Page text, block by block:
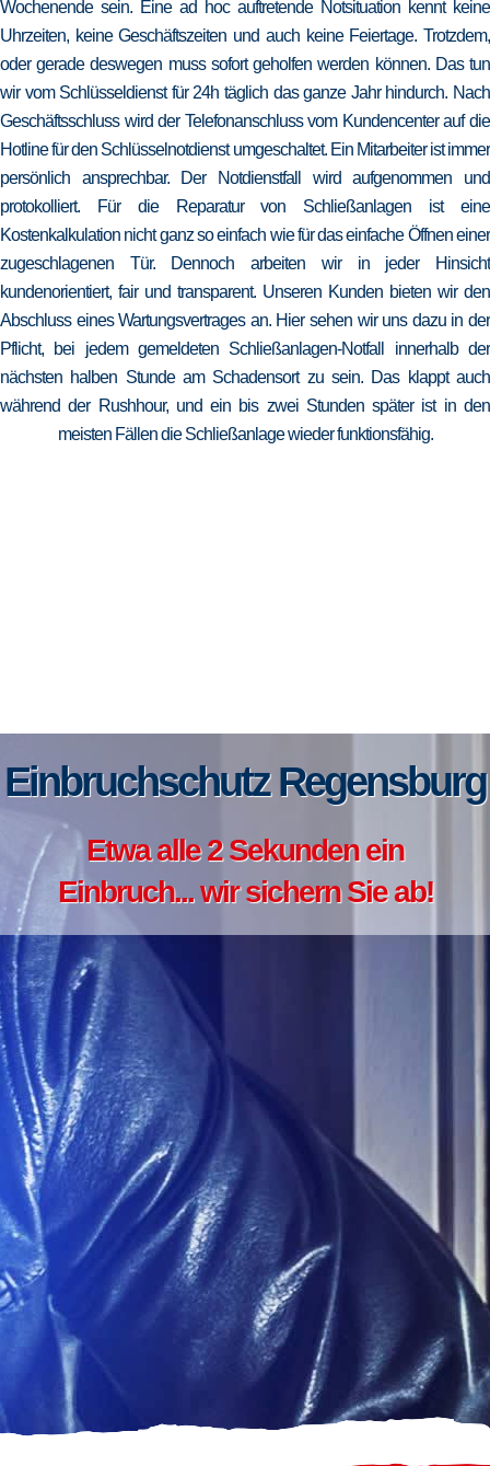
Wochenende sein. Eine ad hoc auftretende Notsituation kennt keine
Uhrzeiten, keine Geschäftszeiten und auch keine Feiertage. Trotzdem,
oder gerade deswegen muss sofort geholfen werden können. Das tun
wir vom Schlüsseldienst für 24h täglich das ganze Jahr hindurch. Nach
Geschäftsschluss wird der Telefonanschluss vom Kundencenter auf die
Hotline für den Schlüsselnotdienst umgeschaltet. Ein Mitarbeiter ist immer
persönlich ansprechbar. Der Notdienstfall wird aufgenommen und
protokolliert. Für die Reparatur von Schließanlagen ist eine
Kostenkalkulation nicht ganz so einfach wie für das einfache Öffnen einer
zugeschlagenen Tür. Dennoch arbeiten wir in jeder Hinsicht
kundenorientiert, fair und transparent. Unseren Kunden bieten wir den
Abschluss eines Wartungsvertrages an. Hier sehen wir uns dazu in der
Pflicht, bei jedem gemeldeten Schließanlagen-Notfall innerhalb der
nächsten halben Stunde am Schadensort zu sein. Das klappt auch
während der Rushhour, und ein bis zwei Stunden später ist in den
meisten Fällen die Schließanlage wieder funktionsfähig.
Einbruchschutz Regensburg
Etwa alle 2 Sekunden ein
Einbruch... wir sichern Sie ab!